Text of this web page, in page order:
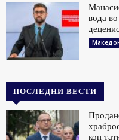
вода
ПОСЛЕДНИ ВЕСТИ
кон